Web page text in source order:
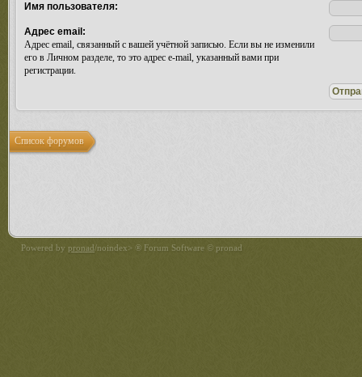
Имя пользователя:
Адрес email:
Адрес email, связанный с вашей учётной записью. Если вы не изменили
его в Личном разделе, то это адрес e-mail, указанный вами при
регистрации.
Список форумов
Powered by pronad/noindex> ® Forum Software © pronad